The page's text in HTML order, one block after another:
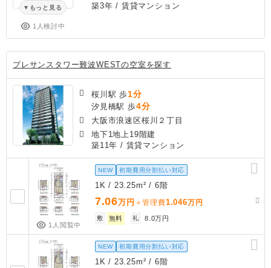
もっと見る
1人検討中
築3年 / 賃貸マンション
プレサンスタワー難波WESTの空室を探す
桜川駅 歩1分
汐見橋駅 歩4分
大阪市浪速区桜川２丁目
地下1地上19階建
築11年 / 賃貸マンション
1人閲覧中
NEW 初期費用分割払い対応
1K / 23.25m² / 6階
7.06万円 ＋管理費1.046万円
敷 無料 礼 8.0万円
NEW 初期費用分割払い対応
1K / 23.25m² / 6階